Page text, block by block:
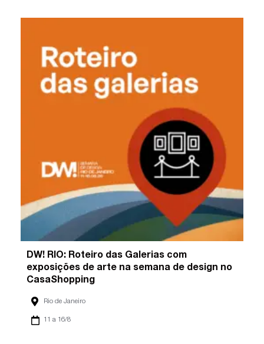
DW! RIO: Roteiro das Galerias com
exposições de arte na semana de design no
CasaShopping
Rio de Janeiro
11 a 16/8